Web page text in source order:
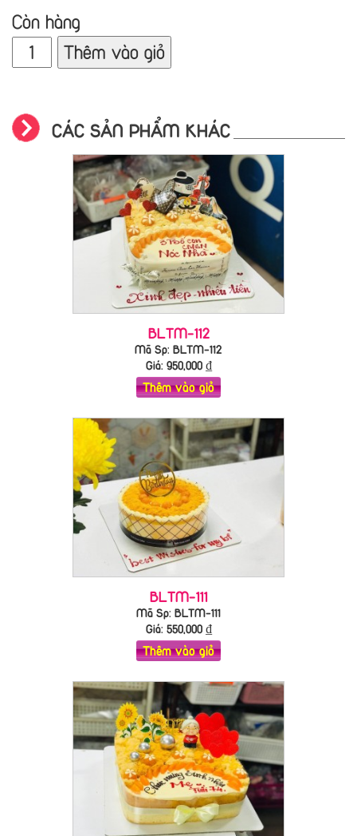
Còn hàng
Thêm vào giỏ
CÁC SẢN PHẨM KHÁC
BLTM-112
Mã Sp: BLTM-112
Giá: 950,000₫
Thêm vào giỏ
BLTM-111
Mã Sp: BLTM-111
Giá: 550,000₫
Thêm vào giỏ